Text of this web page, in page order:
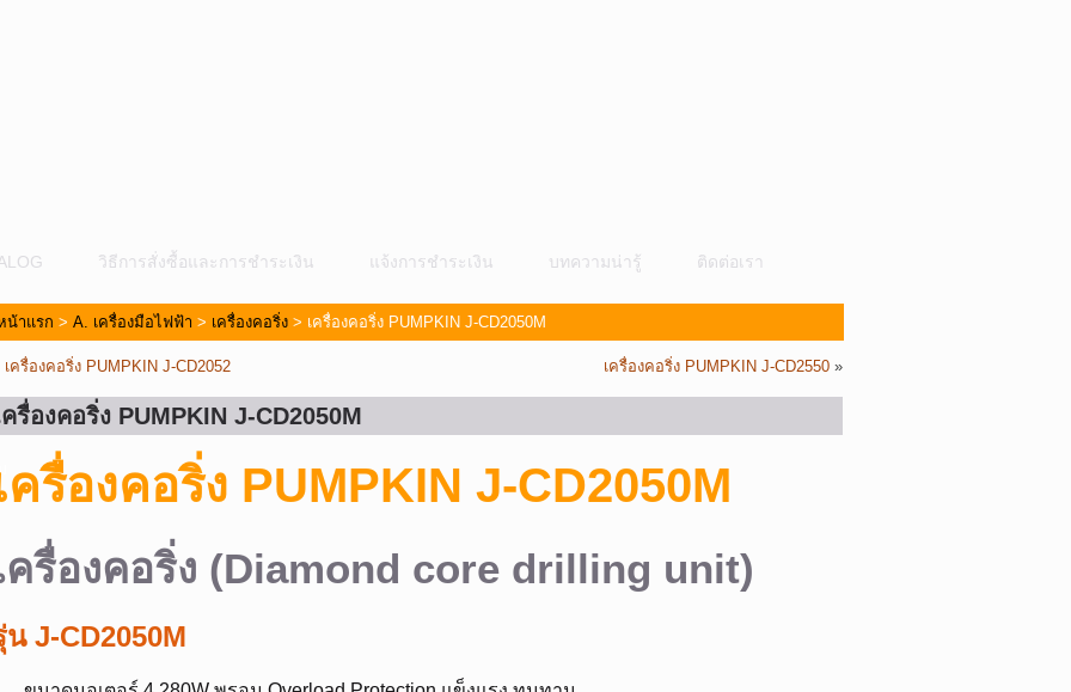
วิธีการสั่งซื้อและการชำระเงิน แจ้งการชำระเงิน บทความน่ารู้ ติดต่อเรา
น้าแรก > A. เครื่องมือไฟฟ้า > เครื่องคอริ่ง > เครื่องคอริ่ง PUMPKIN J-CD2050M
เครื่องคอริ่ง PUMPKIN J-CD2052 เครื่องคอริ่ง PUMPKIN J-CD2550 »
ครื่องคอริ่ง PUMPKIN J-CD2050M
ครื่องคอริ่ง PUMPKIN J-CD2050M
ครื่องคอริ่ง (Diamond core drilling unit)
น J-CD2050M